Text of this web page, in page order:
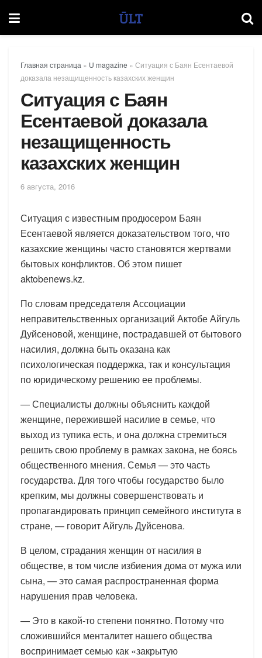
Главная страница » U magazine » Ситуация с Баян Есентаевой
доказала незащищенность казахских женщин
Ситуация с Баян
Есентаевой доказала
незащищенность
казахских женщин
6 августа, 2016
Ситуация с известным продюсером Баян
Есентаевой является доказательством того, что
казахские женщины часто становятся жертвами
бытовых конфликтов. Об этом пишет
aktobenews.kz.
По словам председателя Ассоциации
неправительственных организаций Актобе Айгуль
Дуйсеновой, женщине, пострадавшей от бытового
насилия, должна быть оказана как
психологическая поддержка, так и консультация
по юридическому решению ее проблемы.
— Специалисты должны объяснить каждой
женщине, пережившей насилие в семье, что
выход из тупика есть, и она должна стремиться
решить свою проблему в рамках закона, не боясь
общественного мнения. Семья — это часть
государства. Для того чтобы государство было
крепким, мы должны совершенствовать и
пропагандировать принцип семейного института в
стране, — говорит Айгуль Дуйсенова.
В целом, страдания женщин от насилия в
обществе, в том числе избиения дома от мужа или
сына, — это самая распространенная форма
нарушения прав человека.
— Это в какой-то степени понятно. Потому что
сложившийся менталитет нашего общества
воспринимает семью как «закрытую